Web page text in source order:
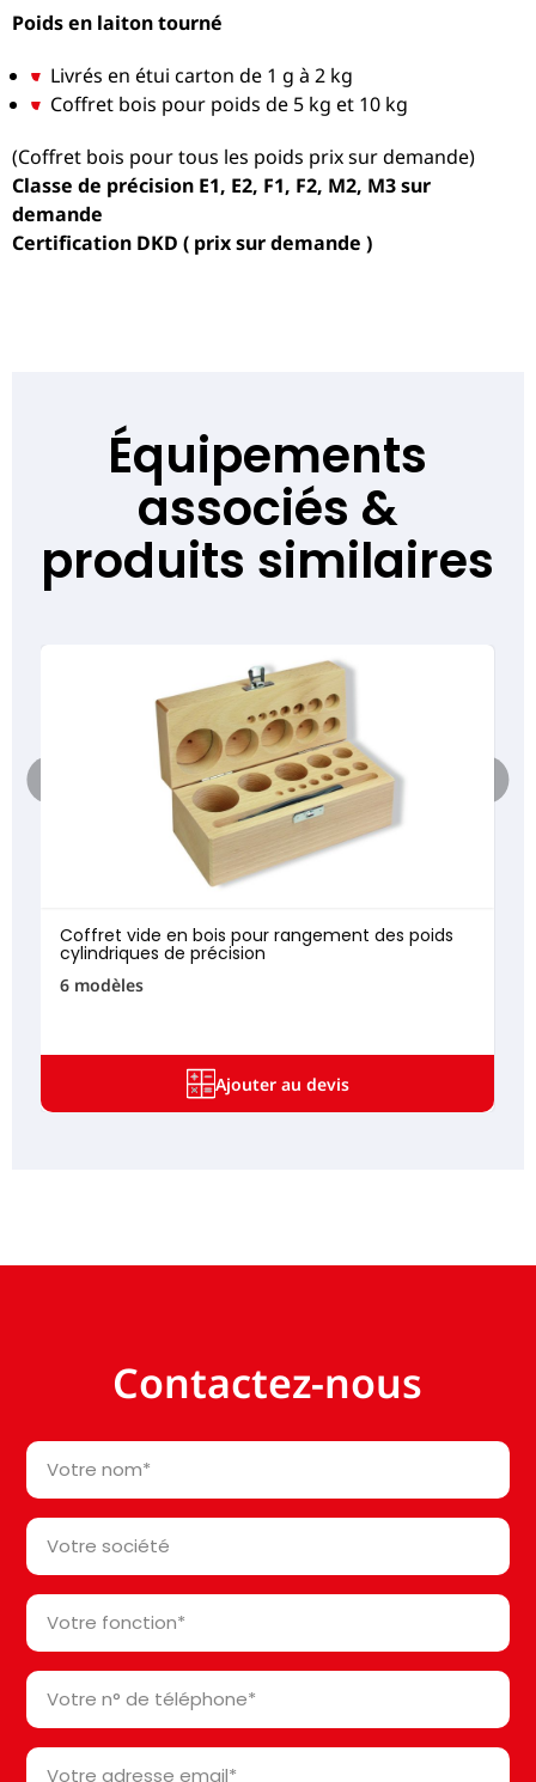
Poids en laiton tourné
Livrés en étui carton de 1 g à 2 kg
Coffret bois pour poids de 5 kg et 10 kg
(Coffret bois pour tous les poids prix sur demande)
Classe de précision E1, E2, F1, F2, M2, M3 sur
demande
Certification DKD ( prix sur demande )
Équipements
associés &
produits similaires
Coffret vide en bois pour rangement des poids
cylindriques de précision
6 modèles
Ajouter au devis
Contactez-nous
Votre
nom
*
Votre
société*
*
Votre
fonction
*
Votre
n°
de
téléphone
Votre